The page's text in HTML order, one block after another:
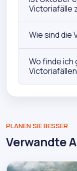
Victoriafälle
Wie sind die
Wo finde ich
PLANEN SIE BESSER
Verwandte